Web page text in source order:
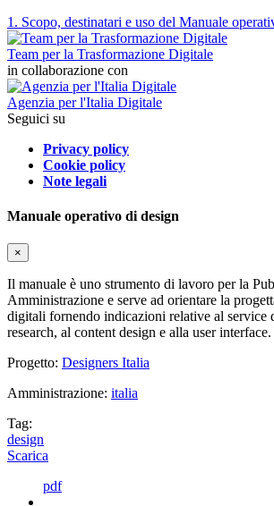
1. Scopo, destinatari e uso del Manuale
Team per la Trasformazione Digitale
in collaborazione con
Agenzia per l'Italia Digitale
Seguici su
Privacy policy
Cookie policy
Note legali
Manuale operativo di design
×
Il manuale è uno strumento di lavoro per la
Amministrazione e serve ad orientare la
digitali fornendo indicazioni relative al service
research, al content design e alla user interface.
Progetto: Designers Italia
Amministrazione: italia
Tag:
design
Scarica
pdf